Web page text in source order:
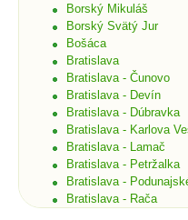
Borský Mikuláš
Borský Svätý Jur
Bošáca
Bratislava
Bratislava - Čunovo
Bratislava - Devín
Bratislava - Dúbravka
Bratislava - Karlova
Bratislava - Lamač
Bratislava - Petržalka
Bratislava -
Bratislava - Rača